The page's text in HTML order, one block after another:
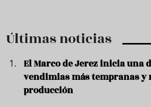
Últimas noticias
El Marco de Jerez inicia una
vendimias más tempranas y
producción